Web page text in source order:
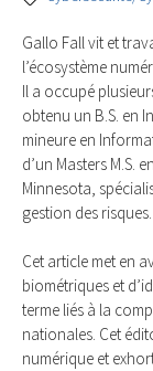
Gallo Fall vit et
l’écosystème
Il a occupé
obtenu un B.S. en
mineure en
d’un Masters M.S.
Minnesota,
gestion des risques.
Cet article met en
biométriques et
terme liés à la
nationales. Cet
numérique et